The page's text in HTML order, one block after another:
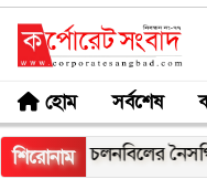
হোম সর্বশেষ
শিরোনাম
চলনবিলের নৈসর্গিক